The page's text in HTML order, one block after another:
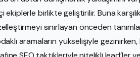
birlikte geliştirilir. Buna
sınırlayan önceden
aramaların yükselişiyle